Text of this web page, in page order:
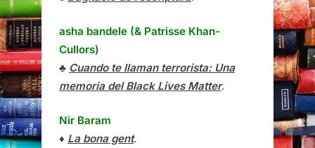
asha bandele (& Patrisse Khan-
Cullors)
♣ Cuando te llaman terrorista: Una
memoria del Black Lives Matter.
Nir Baram
♦ La bona gent.